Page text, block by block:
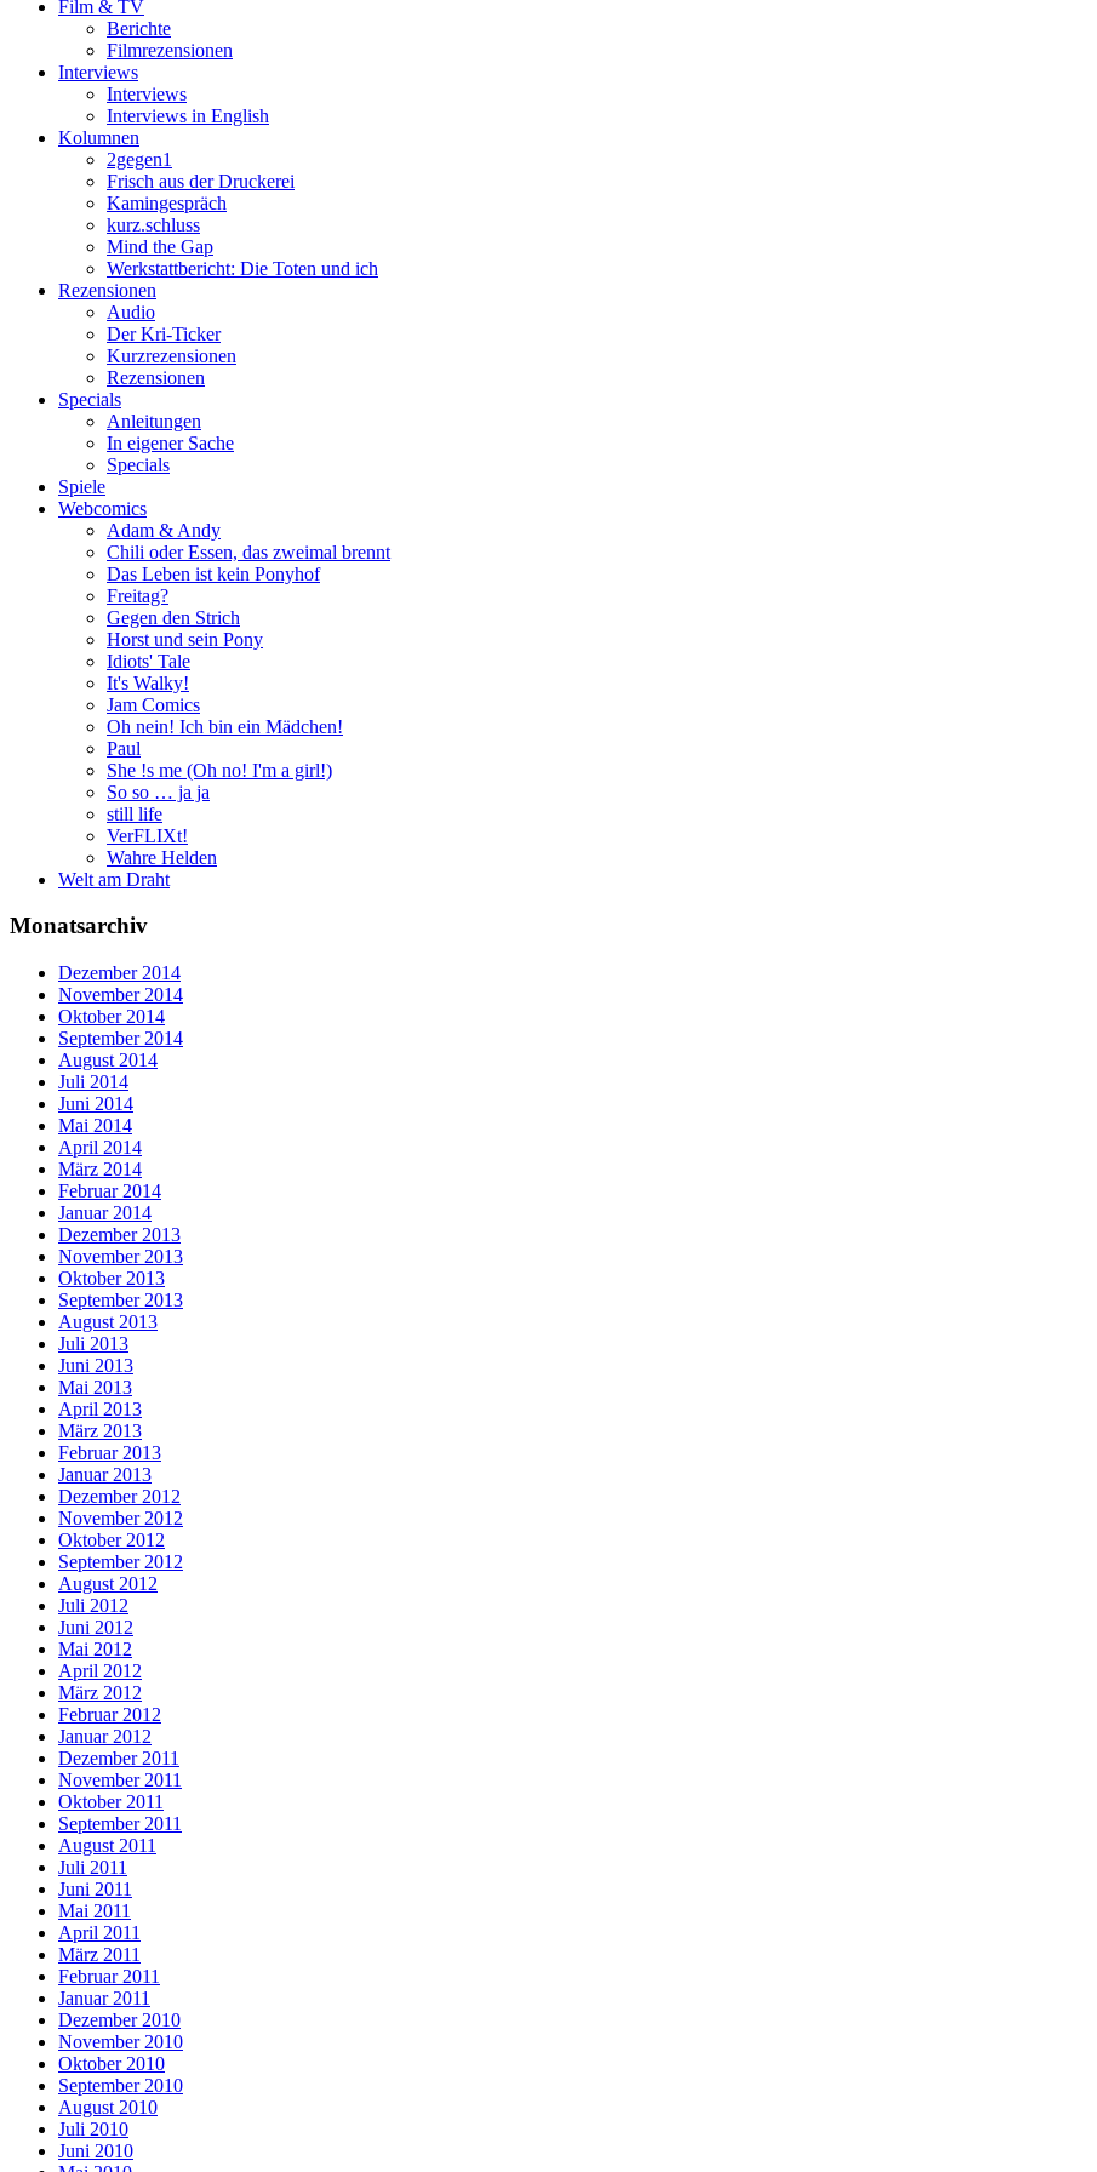
Film & TV
Berichte
Filmrezensionen
Interviews
Interviews
Interviews in English
Kolumnen
2gegen1
Frisch aus der Druckerei
Kamingespräch
kurz.schluss
Mind the Gap
Werkstattbericht: Die Toten und ich
Rezensionen
Audio
Der Kri-Ticker
Kurzrezensionen
Rezensionen
Specials
Anleitungen
In eigener Sache
Specials
Spiele
Webcomics
Adam & Andy
Chili oder Essen, das zweimal brennt
Das Leben ist kein Ponyhof
Freitag?
Gegen den Strich
Horst und sein Pony
Idiots' Tale
It's Walky!
Jam Comics
Oh nein! Ich bin ein Mädchen!
Paul
She !s me (Oh no! I'm a girl!)
So so … ja ja
still life
VerFLIXt!
Wahre Helden
Welt am Draht
Monatsarchiv
Dezember 2014
November 2014
Oktober 2014
September 2014
August 2014
Juli 2014
Juni 2014
Mai 2014
April 2014
März 2014
Februar 2014
Januar 2014
Dezember 2013
November 2013
Oktober 2013
September 2013
August 2013
Juli 2013
Juni 2013
Mai 2013
April 2013
März 2013
Februar 2013
Januar 2013
Dezember 2012
November 2012
Oktober 2012
September 2012
August 2012
Juli 2012
Juni 2012
Mai 2012
April 2012
März 2012
Februar 2012
Januar 2012
Dezember 2011
November 2011
Oktober 2011
September 2011
August 2011
Juli 2011
Juni 2011
Mai 2011
April 2011
März 2011
Februar 2011
Januar 2011
Dezember 2010
November 2010
Oktober 2010
September 2010
August 2010
Juli 2010
Juni 2010